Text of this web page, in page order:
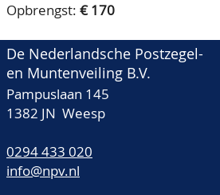
Opbrengst: € 170
De Nederlandsche Postzegel-
en Muntenveiling B.V.
Pampuslaan 145
1382 JN Weesp
0294 433 020
info@npv.nl